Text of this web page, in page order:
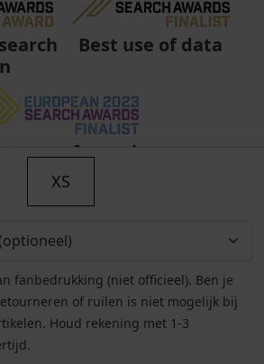
XS
fanbedrukking (niet officieel). Ben je
of ruilen is niet mogelijk bij
Houd rekening met 1-3
Best use of data
use of search
Fashion